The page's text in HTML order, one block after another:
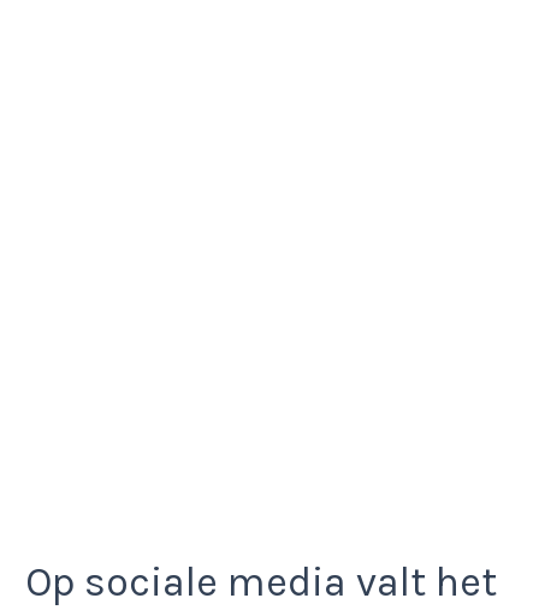
Op sociale media valt het